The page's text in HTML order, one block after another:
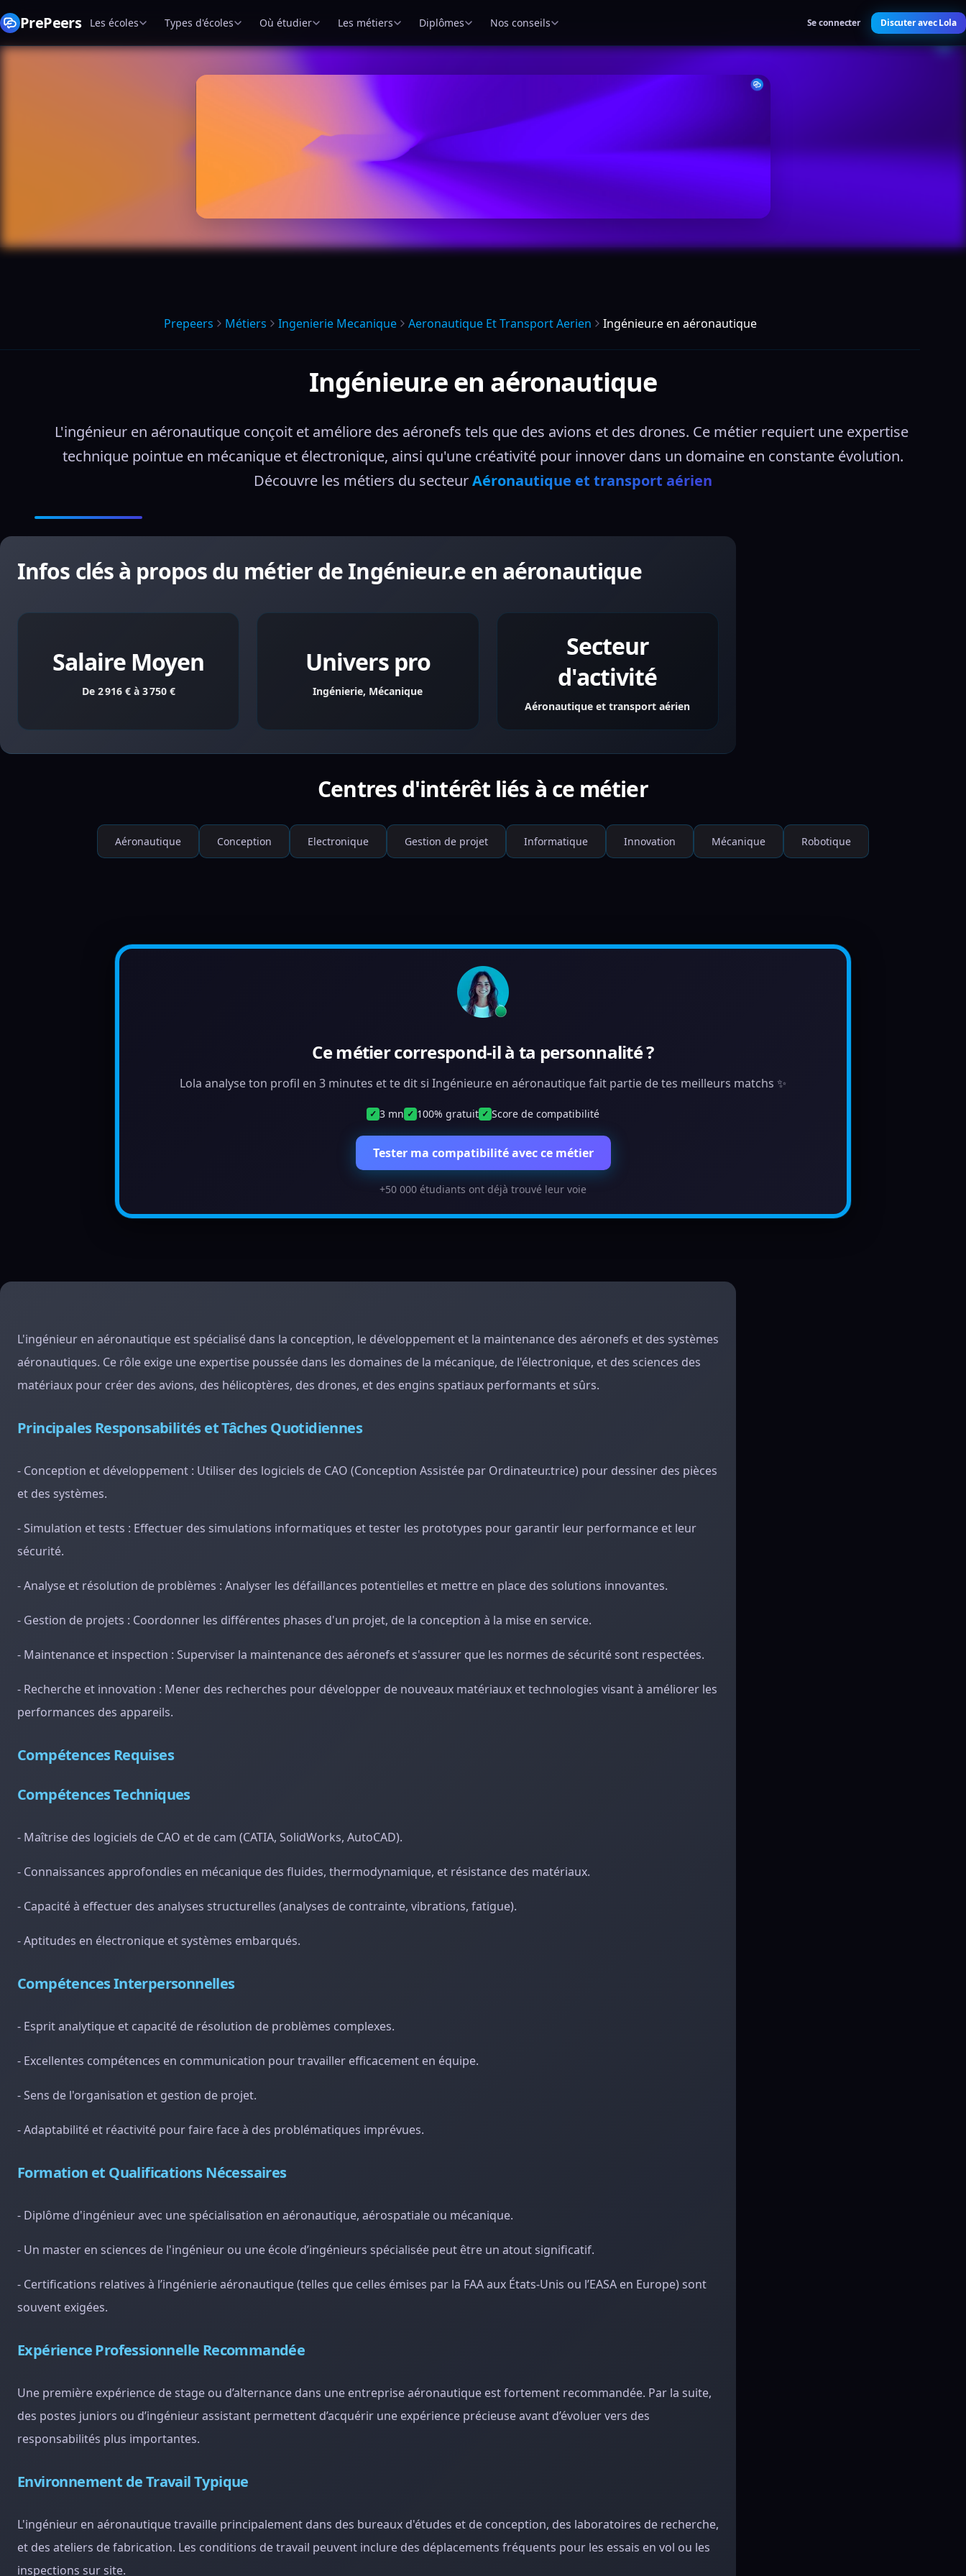
PrePeers Les écoles Types d'écoles Où étudier Les métiers Diplômes Nos conseils Se connecter Discuter avec Lola
Prepeers Métiers Ingenierie Mecanique Aeronautique Et Transport Aerien Ingénieur.e en aéronautique
Ingénieur.e en aéronautique
L'ingénieur en aéronautique conçoit et améliore des aéronefs tels que des avions et des drones. Ce métier requiert une expertise
technique pointue en mécanique et électronique, ainsi qu'une créativité pour innover dans un domaine en constante évolution.
Découvre les métiers du secteur Aéronautique et transport aérien
Infos clés à propos du métier de Ingénieur.e en aéronautique
Salaire Moyen
De 2 916 € à 3 750 €
Univers pro
Ingénierie, Mécanique
Secteur
d'activité
Aéronautique et transport aérien
Centres d'intérêt liés à ce métier
Aéronautique Conception Electronique Gestion de projet Informatique Innovation Mécanique Robotique
Ce métier correspond-il à ta personnalité ?
Lola analyse ton profil en 3 minutes et te dit si Ingénieur.e en aéronautique fait partie de tes meilleurs matchs ✨
✓ 3 mn ✓ 100% gratuit ✓ Score de compatibilité
Tester ma compatibilité avec ce métier
+50 000 étudiants ont déjà trouvé leur voie
L'ingénieur en aéronautique est spécialisé dans la conception, le développement et la maintenance des aéronefs et des systèmes
aéronautiques. Ce rôle exige une expertise poussée dans les domaines de la mécanique, de l'électronique, et des sciences des
matériaux pour créer des avions, des hélicoptères, des drones, et des engins spatiaux performants et sûrs.
Principales Responsabilités et Tâches Quotidiennes
- Conception et développement : Utiliser des logiciels de CAO (Conception Assistée par Ordinateur.trice) pour dessiner des pièces
et des systèmes.
- Simulation et tests : Effectuer des simulations informatiques et tester les prototypes pour garantir leur performance et leur
sécurité.
- Analyse et résolution de problèmes : Analyser les défaillances potentielles et mettre en place des solutions innovantes.
- Gestion de projets : Coordonner les différentes phases d'un projet, de la conception à la mise en service.
- Maintenance et inspection : Superviser la maintenance des aéronefs et s'assurer que les normes de sécurité sont respectées.
- Recherche et innovation : Mener des recherches pour développer de nouveaux matériaux et technologies visant à améliorer les
performances des appareils.
Compétences Requises
Compétences Techniques
- Maîtrise des logiciels de CAO et de cam (CATIA, SolidWorks, AutoCAD).
- Connaissances approfondies en mécanique des fluides, thermodynamique, et résistance des matériaux.
- Capacité à effectuer des analyses structurelles (analyses de contrainte, vibrations, fatigue).
- Aptitudes en électronique et systèmes embarqués.
Compétences Interpersonnelles
- Esprit analytique et capacité de résolution de problèmes complexes.
- Excellentes compétences en communication pour travailler efficacement en équipe.
- Sens de l'organisation et gestion de projet.
- Adaptabilité et réactivité pour faire face à des problématiques imprévues.
Formation et Qualifications Nécessaires
- Diplôme d'ingénieur avec une spécialisation en aéronautique, aérospatiale ou mécanique.
- Un master en sciences de l'ingénieur ou une école d’ingénieurs spécialisée peut être un atout significatif.
- Certifications relatives à l’ingénierie aéronautique (telles que celles émises par la FAA aux États-Unis ou l’EASA en Europe) sont
souvent exigées.
Expérience Professionnelle Recommandée
Une première expérience de stage ou d’alternance dans une entreprise aéronautique est fortement recommandée. Par la suite,
des postes juniors ou d’ingénieur assistant permettent d’acquérir une expérience précieuse avant d’évoluer vers des
responsabilités plus importantes.
Environnement de Travail Typique
L'ingénieur en aéronautique travaille principalement dans des bureaux d'études et de conception, des laboratoires de recherche,
et des ateliers de fabrication. Les conditions de travail peuvent inclure des déplacements fréquents pour les essais en vol ou les
inspections sur site.